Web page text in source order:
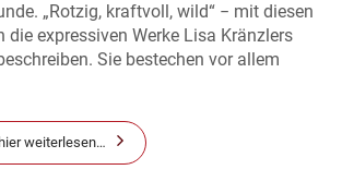
„Rotzig, kraftvoll, wild“ − mit diesen
die expressiven Werke Lisa Kränzlers
Sie bestechen vor allem
weiterlesen…